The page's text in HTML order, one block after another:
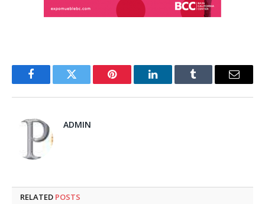
FacebookTwitter Pinterest LinkedInTumblr Email
ADMIN
RELATED POSTS